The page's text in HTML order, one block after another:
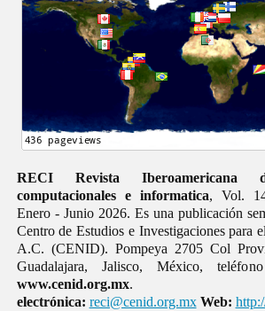
RECI Revista Iberoamericana
computacionales e informatica, Vol.
Enero - Junio 2026. Es una publicación
Centro de Estudios e Investigaciones para
A.C. (CENID). Pompeya 2705 Col
Guadalajara, Jalisco, México,
www.cenid.org.mx
electrónica: reci@cenid.org.mx Web: